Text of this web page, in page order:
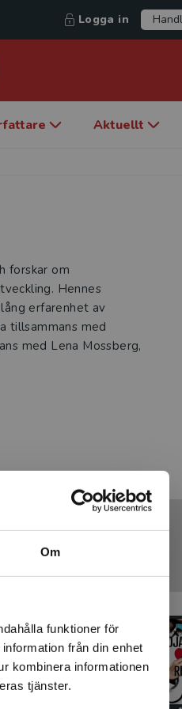
Om
funktioner för
från din enhet
kombinera informationen
tjänster.
Logga in
Aktuellt
forskar om
Hennes
erfarenhet av
tillsammans med
med Lena Mossberg,